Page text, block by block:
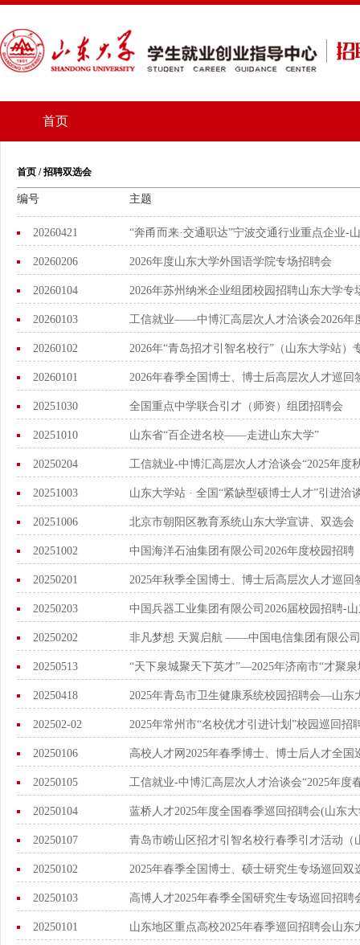
首页
首页 / 招聘双选会
编号 主题
20260421 “奔甬而来·交通职达”宁波交通行业重点企业-
20260206 2026年度山东大学外国语学院专场招聘会
20260104 2026年苏州纳米企业组团校园招聘山东大学专
20260103 工信就业——中博汇高层次人才洽谈会2026
20260102 2026年“青岛招才引智名校行”（山东大学站）
20260101 2026年春季全国博士、博士后高层次人才巡
20251030 全国重点中学联合引才（师资）组团招聘会
20251010 山东省“百企进名校——走进山东大学”
20250204 工信就业-中博汇高层次人才洽谈会“2025年
20251003 山东大学站 · 全国“紧缺型硕博士人才”引进洽
20251006 北京市朝阳区教育系统山东大学宣讲、双选会
20251002 中国海洋石油集团有限公司2026年度校园招聘
20250201 2025年秋季全国博士、博士后高层次人才巡
20250203 中国兵器工业集团有限公司2026届校园招聘-
20250202 非凡梦想 天翼启航 ——中国电信集团有限公
20250513 “天下泉城聚天下英才”—2025年济南市“才聚
20250418 2025年青岛市卫生健康系统校园招聘会—山东
202502-02 2025年常州市“名校优才引进计划”校园巡回
20250106 高校人才网2025年春季博士、博士后人才全
20250105 工信就业-中博汇高层次人才洽谈会“2025年度
20250104 蓝桥人才2025年度全国春季巡回招聘会(山东
20250107 青岛市崂山区招才引智名校行春季引才活动（
20250102 2025年春季全国博士、硕士研究生专场巡回双
20250103 高博人才2025年春季全国研究生专场巡回招聘
20250101 山东地区重点高校2025年春季巡回招聘会山东